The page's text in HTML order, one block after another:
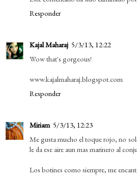
Responder
Kajal Maharaj 5/3/13, 12:22
Wow that's gorgeous!
www.kajalmaharaj.blogspot.com
Responder
Miriam 5/3/13, 12:23
Me gusta mucho el toque rojo, no
le da ese aire aun mas marinero al
Los botines como siempre, me